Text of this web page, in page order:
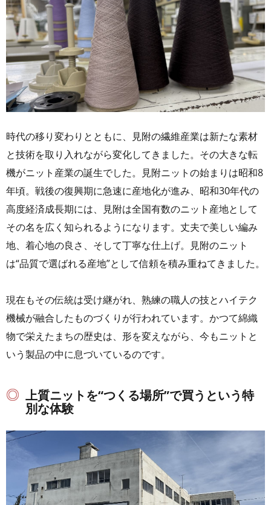
時代の移り変わりとともに、見附の繊維産業は新たな素材
と技術を取り入れながら変化してきました。その大きな転
機がニット産業の誕生でした。見附ニットの始まりは昭和8
年頃。戦後の復興期に急速に産地化が進み、昭和30年代の
高度経済成長期には、見附は全国有数のニット産地として
その名を広く知られるようになります。丈夫で美しい編み
地、着心地の良さ、そして丁寧な仕上げ。見附のニット
は“品質で選ばれる産地”として信頼を積み重ねてきました。
現在もその伝統は受け継がれ、熟練の職人の技とハイテク
機械が融合したものづくりが行われています。かつて綿織
物で栄えたまちの歴史は、形を変えながら、今もニットと
いう製品の中に息づいているのです。
上質ニットを“つくる場所”で買うという特
別な体験